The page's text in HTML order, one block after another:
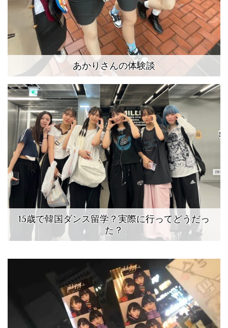
あかりさんの体験談
15歳で韓国ダンス留学？実際に行ってどうだっ
た？